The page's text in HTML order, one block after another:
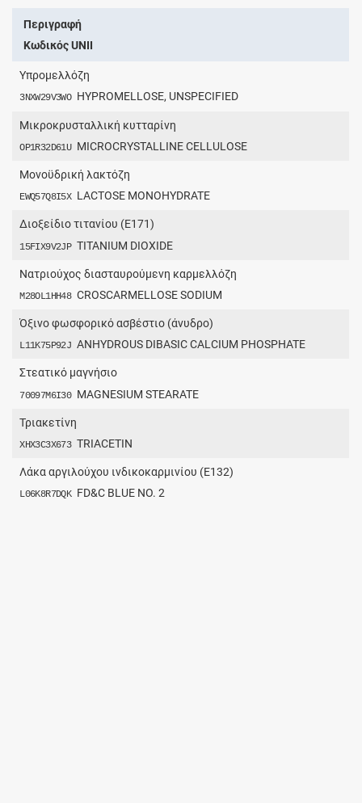
Περιγραφή
Κωδικός UNII
Υπρομελλόζη
3NXW29V3WO HYPROMELLOSE, UNSPECIFIED
Μικροκρυσταλλική κυτταρίνη
OP1R32D61U MICROCRYSTALLINE CELLULOSE
Μονοϋδρική λακτόζη
EWQ57Q8I5X LACTOSE MONOHYDRATE
Διοξείδιο τιτανίου (E171)
15FIX9V2JP TITANIUM DIOXIDE
Νατριούχος διασταυρούμενη καρμελλόζη
M28OL1HH48 CROSCARMELLOSE SODIUM
Όξινο φωσφορικό ασβέστιο (άνυδρο)
L11K75P92J ANHYDROUS DIBASIC CALCIUM PHOSPHATE
Στεατικό μαγνήσιο
70097M6I30 MAGNESIUM STEARATE
Τριακετίνη
XHX3C3X673 TRIACETIN
Λάκα αργιλούχου ινδικοκαρμινίου (Ε132)
L06K8R7DQK FD&C BLUE NO. 2